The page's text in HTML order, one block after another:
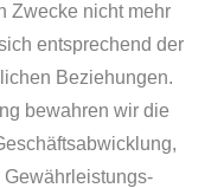
Zwecke nicht mehr
entsprechend der
Beziehungen.
bewahren wir die